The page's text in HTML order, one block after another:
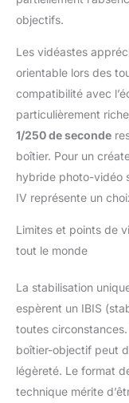
objectifs.
Les vidéastes
orientable lors des
compatibilité avec
particulièrement
1/250 de seconde
boîtier. Pour un
hybride photo-vidéo
IV représente un
Limites et points de
tout le monde
La stabilisation
espèrent un IBIS
toutes circonstances.
boîtier-objectif peut
légèreté. Le format
technique mérite